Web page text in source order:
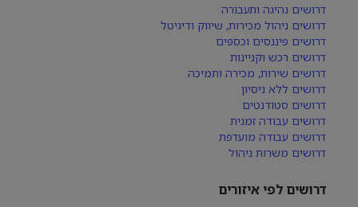
דרושים נהיגה ותעבורה
דרושים ניהול מכירות, שיווק ודיגיטל
דרושים פיננסים וכספים
דרושים רכש וקניינות
דרושים שירות, מכירה ותמיכה
דרושים ללא ניסיון
דרושים סטודנטים
דרושים עבודה זמנית
דרושים עבודה מועדפת
דרושים משרות ניהול
דרושים לפי איזורים